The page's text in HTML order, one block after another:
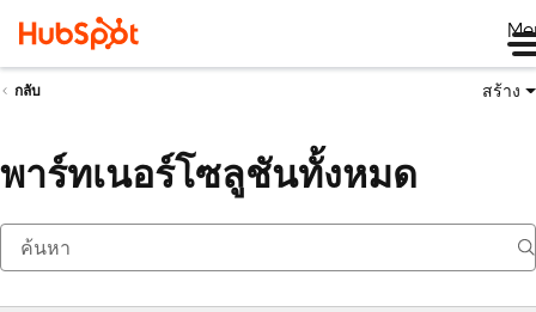
กลับ สร้าง
พาร์ทเนอร์โซลูชันทั้งหมด